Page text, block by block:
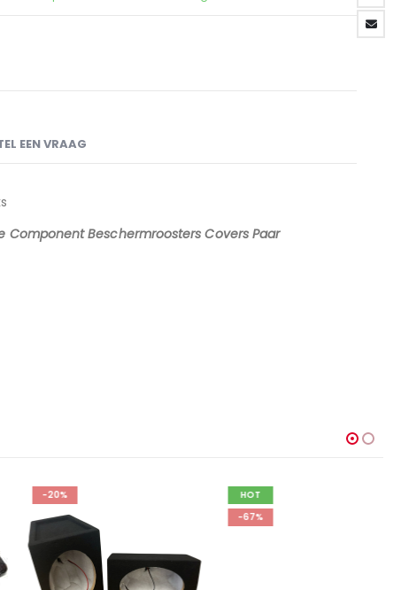
EEN VRAAG
Component Beschermroosters Covers Paar
-20%
HOT
-67%